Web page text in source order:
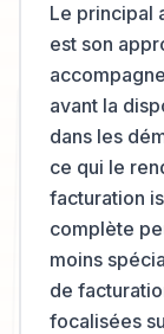
Le principal
est son
avant la
dans les
ce qui le
facturation
complète
moins
de
focalisées